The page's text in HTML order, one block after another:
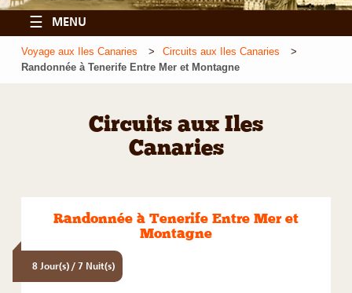
☰ MENU
Voyage aux Iles Canaries
Circuits aux Iles Canaries
Randonnée à Tenerife Entre Mer et Montagne
Circuits aux Iles
Canaries
Randonnée à Tenerife Entre Mer et
Montagne
8 Jour(s) / 7 Nuit(s)